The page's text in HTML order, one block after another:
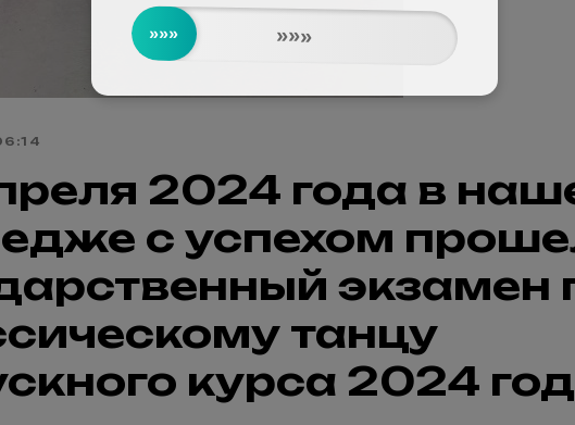
»»»
»»»
2024 года в
с успехом
экзамен
танцу
курса 2024